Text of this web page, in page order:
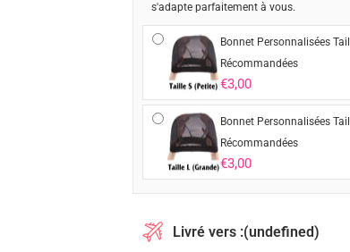
s'adapte parfaitement à vous.
Bonnet Personnalisées
Récommandées
€3,00
Bonnet Personnalisées
Récommandées
€3,00
Livré vers :(undefined)